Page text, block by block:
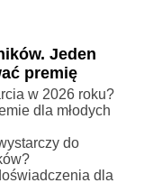
Jeden
premię
w 2026 roku?
dla młodych
do
dla